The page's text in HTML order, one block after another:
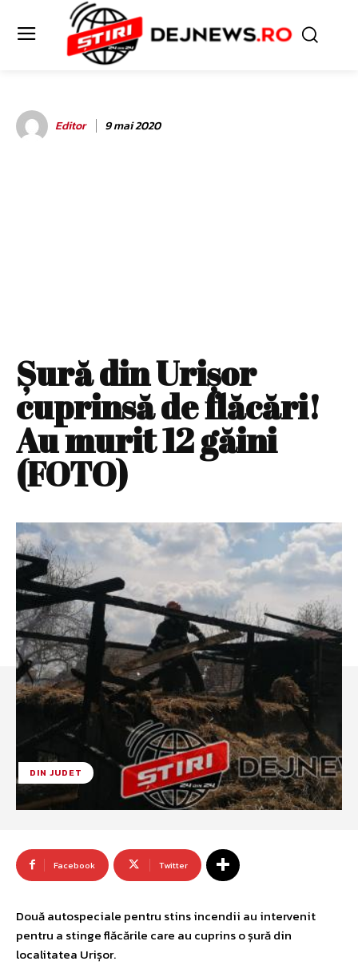
Editor 9 mai 2020
Șură din Urișor
cuprinsă de flăcări!
Au murit 12 găini
(FOTO)
DIN JUDET
Facebook Twitter
Două autospeciale pentru stins incendii au intervenit
pentru a stinge flăcările care au cuprins o șură din
localitatea Urișor.